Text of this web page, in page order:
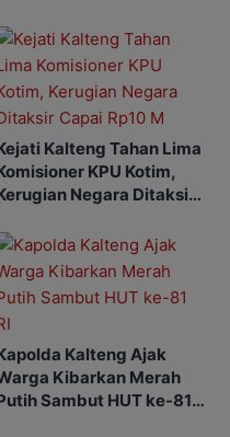
Kalteng Tahan Lima
KPU Kotim,
Negara Ditaksir
Kalteng Ajak
Kibarkan Merah
Sambut HUT ke-81